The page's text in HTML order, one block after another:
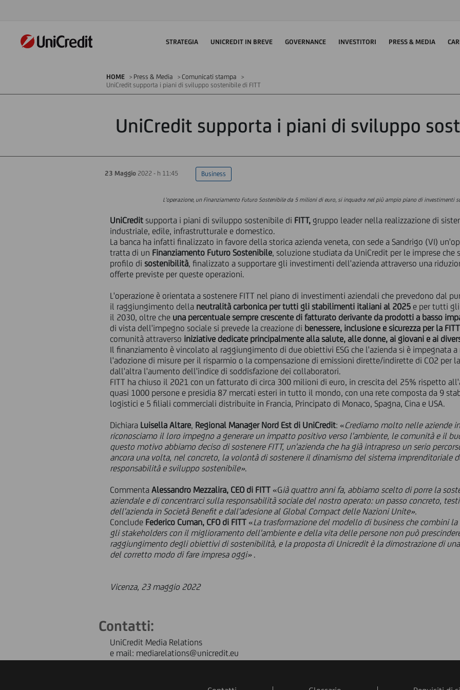
STRATEGIA UNICREDIT IN BREVE GOVERNANCE INVESTITORI PRESS & MEDIA
HOME Press & Media
Comunicati stampa
UniCredit supporta i piani di sviluppo sostenibile di FITT
UniCredit supporta i piani di sviluppo
23 Maggio 2022 - h 11:45 Business
L'operazione, un Finanziamento Futuro Sostenibile da 5 milioni di euro, si inquadra nel più ampio piano di investimenti
UniCredit supporta i piani di sviluppo sostenibile di FITT,gruppo leader nella realizzazione di
industriale, edile, infrastrutturale e domestico.
La banca ha infatti finalizzato in favore della storica azienda veneta, con sede a Sandrigo (VI)
tratta di un Finanziamento Futuro Sostenibile, soluzione studiata da UniCredit per le imprese
profilo di sostenibilità, finalizzato a supportare gli investimenti dell'azienda attraverso una
offerte previste per queste operazioni.
L'operazione è orientata a sostenere FITT nel piano di investimenti aziendali che prevedono dal
il raggiungimento della neutralità carbonica per tutti gli stabilimenti italiani al 2025 e per tutti gli
il 2030, oltre che una percentuale sempre crescente di fatturato derivante da prodotti a basso
di vista dell'impegno sociale si prevede la creazione di benessere, inclusione e sicurezza per la
comunità attraverso iniziative dedicate principalmente alla salute, alle donne, ai giovani e ai
Il finanziamento è vincolato al raggiungimento di due obiettivi ESG che l'azienda si è impegnata a
l'adozione di misure per il risparmio o la compensazione di emissioni dirette/indirette di CO2 per
dall'altra l'aumento dell'indice di soddisfazione dei collaboratori.
FITT ha chiuso il 2021 con un fatturato di circa 300 milioni di euro, in crescita del 25% rispetto
quasi 1000 persone e presidia 87 mercati esteri in tutto il mondo, con una rete composta da 9
logistici e 5 filiali commerciali distribuite in Francia, Principato di Monaco, Spagna, Cina e USA.
Dichiara Luisella Altare, Regional Manager Nord Est di UniCredit: «Crediamo molto nelle aziende
riconosciamo il loro impegno a generare un impatto positivo verso l'ambiente, le comunità e il
questo motivo abbiamo deciso di sostenere FITT, un'azienda che ha già intrapreso un serio
ancora una volta, nel concreto, la volontà di sostenere il dinamismo del sistema imprenditoriale
responsabilità e sviluppo sostenibile».
CommentaAlessandro Mezzalira, CEO di FITT «Già quattro anni fa, abbiamo scelto di porre la
aziendale e di concentrarci sulla responsabilità sociale del nostro operato: un passo concreto,
dell'azienda in Società Benefit e dall'adesione al Global Compact delle Nazioni Unite».
Conclude Federico Cuman, CFO di FITT «La trasformazione del modello di business che combini la
gli stakeholders con il miglioramento dell'ambiente e della vita delle persone non può
raggiungimento degli obiettivi di sostenibilità, e la proposta di Unicredit è la dimostrazione di
del corretto modo di fare impresa oggi».
Vicenza, 23 maggio 2022
Contatti:
UniCredit Media Relations
e mail: mediarelations@unicredit.eu